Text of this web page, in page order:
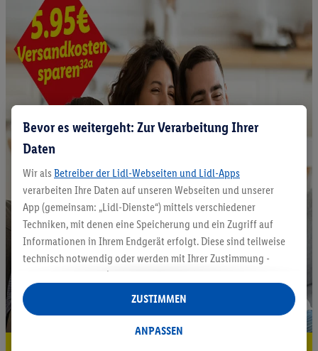
Bevor es weitergeht: Zur Verarbeitung Ihrer
Daten
Wir als Betreiber der Lidl-Webseiten und Lidl-Apps
verarbeiten Ihre Daten auf unseren Webseiten und unserer
App (gemeinsam: „Lidl-Dienste“) mittels verschiedener
Techniken, mit denen eine Speicherung und ein Zugriff auf
Informationen in Ihrem Endgerät erfolgt. Diese sind teilweise
technisch notwendig oder werden mit Ihrer Zustimmung -
auch durch Partner (u.a.
Verantwortliche; im Zusammenhang mit dem IAB TCF
insgesamt
Statistik-Erstellung oder für personalisierte Werbung
ANPASSEN
ZUSTIMMEN